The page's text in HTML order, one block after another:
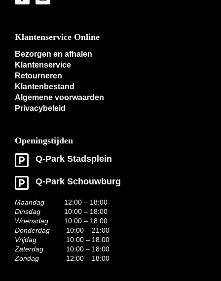
Klantenservice Online
Bezorgen en afhalen
Klantenservice
Retourneren
Klantenbestand
Algemene voorwaarden
Privacybeleid
Openingstijden
Q-Park Stadsplein
Q-Park Schouwburg
Maandag
12:00 – 18:00
Dinsdag
10:00 – 18:00
Woensdag
10:00 – 18:00
Donderdag
10:00 – 21:00
Vrijdag
10:00 – 18:00
Zaterdag
10:00 – 18:00
Zondag
12:00 – 18:00